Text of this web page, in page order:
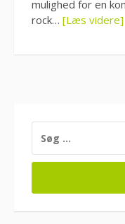
mulighed for en
rock… [Læs videre]
EFTER: